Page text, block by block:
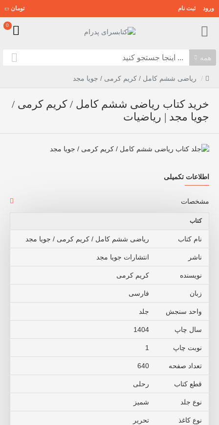
ورود ثبت نام تومان
0
همه
ریاضی ششم کامل / کریم کرمی / جویا مجد
خرید کتاب ریاضی ششم کامل / کریم کرمی /
جویا مجد | ریاضیات
اطلاعات تکمیلی
مشخصات
کتاب
نام کتاب ریاضی ششم کامل / کریم کرمی / جویا مجد
ناشر انتشارات جویا مجد
نویسنده کریم کرمی
زبان فارسی
واحد سنجش جلد
سال چاپ 1404
نوبت چاپ 1
تعداد صفحه 640
قطع کتاب رحلی
نوع جلد شمیز
نوع کاغذ تحریر